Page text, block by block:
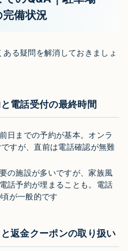
備状況
る疑問を解消しておきましょ
電話受付の最終時間
前日までの予約が基本。オンラ
すが、直前は電話確認が無難
の施設が多いですが、家族風
話予約が埋まることも。電話
が一般的です
返金クーポンの取り扱い